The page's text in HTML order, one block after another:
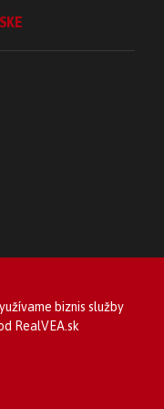
biznis služby
RealVEA.sk